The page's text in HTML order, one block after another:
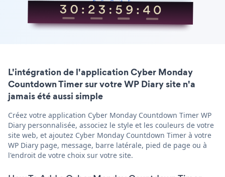
L'intégration de l'application Cyber Monday
Countdown Timer sur votre WP Diary site n'a
jamais été aussi simple
Créez votre application Cyber Monday Countdown Timer WP
Diary personnalisée, associez le style et les couleurs de votre
site web, et ajoutez Cyber Monday Countdown Timer à votre
WP Diary page, message, barre latérale, pied de page ou à
l'endroit de votre choix sur votre site.